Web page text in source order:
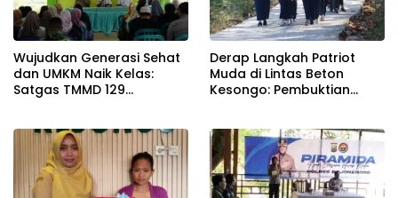
Wujudkan Generasi Sehat
dan UMKM Naik Kelas:
Satgas TMMD 129
Pangan di Kesongo
Derap Langkah Patriot
Muda di Lintas Beton
Kesongo: Pembuktian